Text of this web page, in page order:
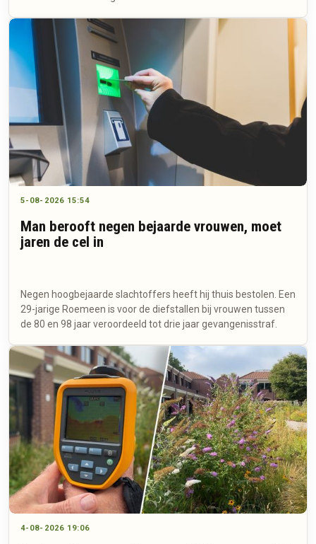
5-08-2026 15:54
Man berooft negen bejaarde vrouwen, moet
jaren de cel in
Negen hoogbejaarde slachtoffers heeft hij thuis bestolen. Een
29-jarige Roemeen is voor de diefstallen bij vrouwen tussen
de 80 en 98 jaar veroordeeld tot drie jaar gevangenisstraf.
4-08-2026 19:06